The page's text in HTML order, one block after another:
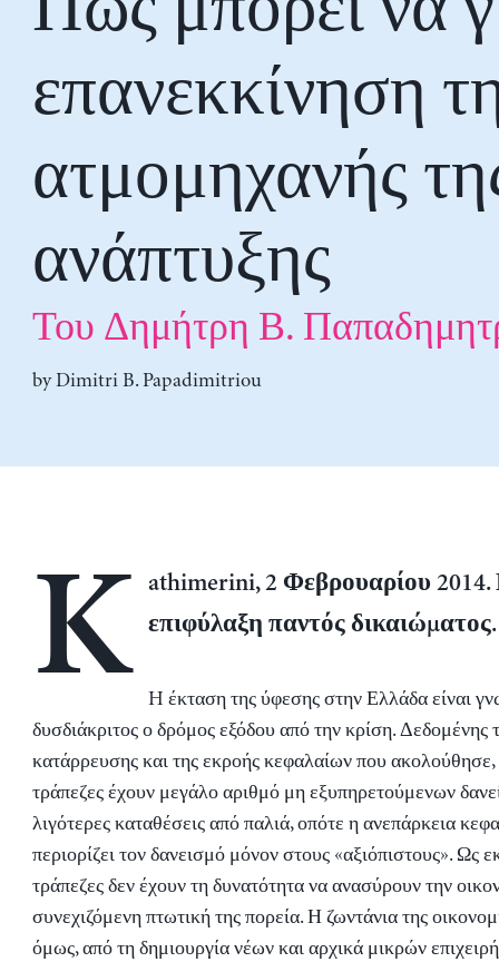
επανεκκίνηση
ατμομηχανής
ανάπτυξης
Του Δημήτρη Β.
byDimitri B. Papadimitriou
K
athimerini, 2 Φεβρουαρίου
επιφύλαξη παντός δικαιώματος.
H έκταση της ύφεσης στην Ελλάδα είναι
δυσδιάκριτος ο δρόμος εξόδου από την κρίση. Δεδομένης
κατάρρευσης και της εκροής κεφαλαίων που ακολούθησε,
τράπεζες έχουν μεγάλο αριθμό μη εξυπηρετούμενων
λιγότερες καταθέσεις από παλιά, οπότε η ανεπάρκεια
περιορίζει τον δανεισμό μόνον στους «αξιόπιστους». Ως
τράπεζες δεν έχουν τη δυνατότητα να ανασύρουν την
συνεχιζόμενη πτωτική της πορεία. Η ζωντάνια της
όμως, από τη δημιουργία νέων και αρχικά μικρών